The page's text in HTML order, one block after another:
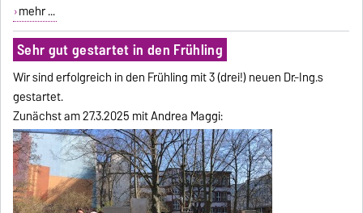
mehr ...
Sehr gut gestartet in den Frühling
Wir sind erfolgreich in den Frühling mit 3 (drei!) neuen Dr.-Ing.s
gestartet.
Zunächst am 27.3.2025 mit Andrea Maggi: